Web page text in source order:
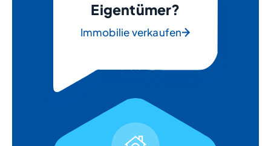
Eigentümer?
Immobilie verkaufen